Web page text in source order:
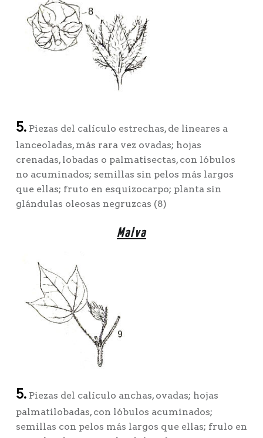
5.Piezas del calículo estrechas, de lineares a
lanceoladas, más rara vez ovadas; hojas
crenadas, lobadas o palmatisectas, con lóbulos
no acuminados; semillas sin pelos más largos
que ellas; fruto en esquizocarpo; planta sin
glándulas oleosas negruzcas (8)
Malva
5.Piezas del calículo anchas, ovadas; hojas
palmatilobadas, con lóbulos acuminados;
semillas con pelos más largos que ellas; frulo en